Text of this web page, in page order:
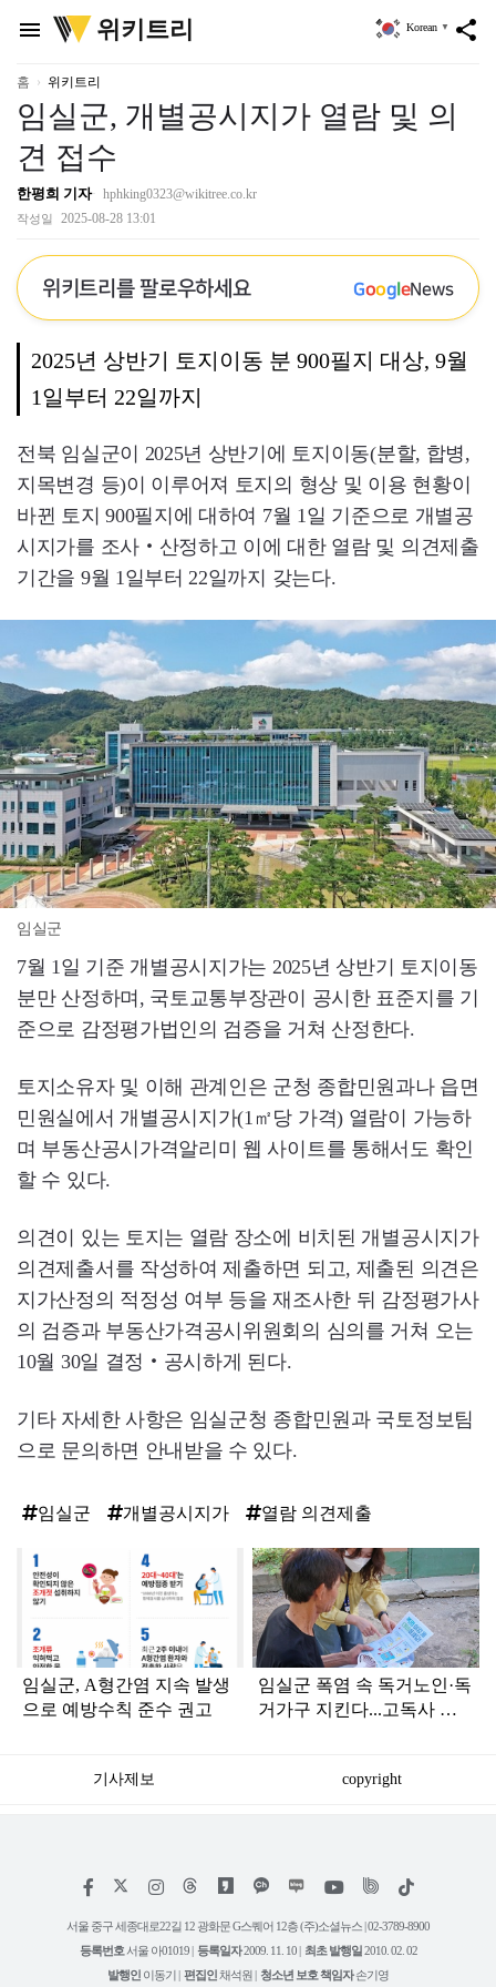
menu
위
키
리
위키트리 share
Korean ▼
홈 위키트리
임실군, 개별공시지가 열람 및 의
견 접수
한평희 기자 hphking0323@wikitree.co.kr
작성일 2025-08-28 13:01
위키트리를 팔로우하세요 GoogleNews
2025년 상반기 토지이동 분 900필지 대상, 9월
1일부터 22일까지
전북 임실군이 2025년 상반기에 토지이동(분할, 합병,
지목변경 등)이 이루어져 토지의 형상 및 이용 현황이
바뀐 토지 900필지에 대하여 7월 1일 기준으로 개별공
시지가를 조사‧산정하고 이에 대한 열람 및 의견제출
기간을 9월 1일부터 22일까지 갖는다.
임실군
7월 1일 기준 개별공시지가는 2025년 상반기 토지이동
분만 산정하며, 국토교통부장관이 공시한 표준지를 기
준으로 감정평가법인의 검증을 거쳐 산정한다.
토지소유자 및 이해 관계인은 군청 종합민원과나 읍면
민원실에서 개별공시지가(1㎡당 가격) 열람이 가능하
며 부동산공시가격알리미 웹 사이트를 통해서도 확인
할 수 있다.
의견이 있는 토지는 열람 장소에 비치된 개별공시지가
의견제출서를 작성하여 제출하면 되고, 제출된 의견은
지가산정의 적정성 여부 등을 재조사한 뒤 감정평가사
의 검증과 부동산가격공시위원회의 심의를 거쳐 오는
10월 30일 결정‧공시하게 된다.
기타 자세한 사항은 임실군청 종합민원과 국토정보팀
으로 문의하면 안내받을 수 있다.
임실군 개별공시지가 열람 의견제출
탑
라
인
임실군, A형간염 지속 발생
으로 예방수칙 준수 권고
임실군 폭염 속 독거노인·독
거가구 지킨다...고독사 예
기사제보 copyright
페
스
인
타
램
위
트
유
튜
틱
서울 중구 세종대로22길 12 광화문 G스퀘어 12층 (주)소셜뉴스 | 02-3789-8900
등록번호 서울 아01019 | 등록일자2009. 11. 10 | 최초 발행일 2010. 02. 02
발행인 이동기 | 편집인 채석원 | 청소년 보호 책임자손기영